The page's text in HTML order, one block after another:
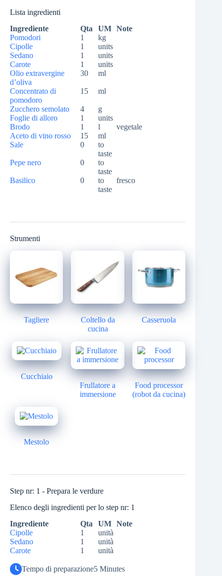
Lista ingredienti
Ingrediente
Qta UM Note
Pomodori
1
kg
Cipolle
1
units
Sedano
1
units
Carote
1
units
Olio extravergine
d’oliva
30 ml
Concentrato di
pomodoro
15 ml
Zucchero semolato 4
g
Foglie di alloro
1
units
Brodo
1 l
vegetale
Aceto di vino rosso
15
ml
Sale
0
to
taste
Pepe nero
0
to
taste
Basilico
0
to
taste
fresco
Strumenti
Tagliere
Coltello da
cucina
Casseruola
Cucchiaio
Frullatore a
immersione
Food processor
(robot da cucina)
Mestolo
Step nr: 1 - Prepara le verdure
Elenco degli ingredienti per lo step nr: 1
Ingrediente
Qta UM Note
Cipolle
1
unità
Sedano
1
unità
Carote
1 unità
Tempo di preparazione5 Minutes